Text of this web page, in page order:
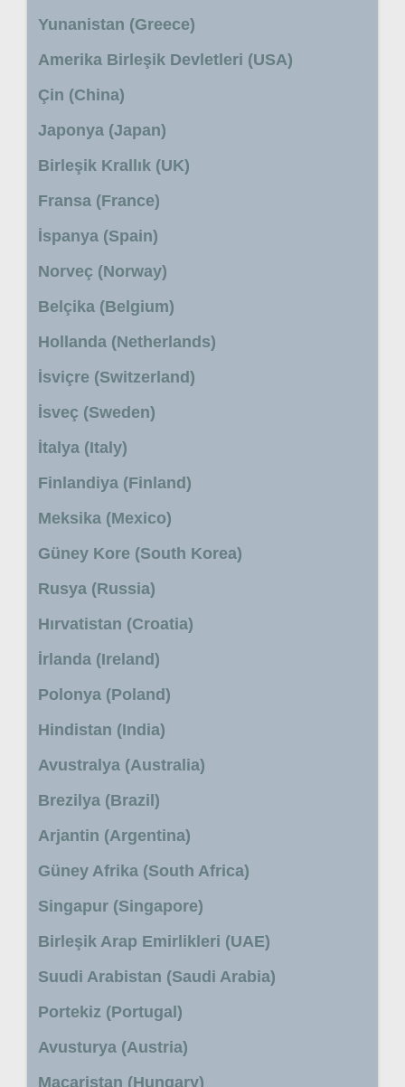
Yunanistan (Greece)
Amerika Birleşik Devletleri (USA)
Çin (China)
Japonya (Japan)
Birleşik Krallık (UK)
Fransa (France)
İspanya (Spain)
Norveç (Norway)
Belçika (Belgium)
Hollanda (Netherlands)
İsviçre (Switzerland)
İsveç (Sweden)
İtalya (Italy)
Finlandiya (Finland)
Meksika (Mexico)
Güney Kore (South Korea)
Rusya (Russia)
Hırvatistan (Croatia)
İrlanda (Ireland)
Polonya (Poland)
Hindistan (India)
Avustralya (Australia)
Brezilya (Brazil)
Arjantin (Argentina)
Güney Afrika (South Africa)
Singapur (Singapore)
Birleşik Arap Emirlikleri (UAE)
Suudi Arabistan (Saudi Arabia)
Portekiz (Portugal)
Avusturya (Austria)
Macaristan (Hungary)